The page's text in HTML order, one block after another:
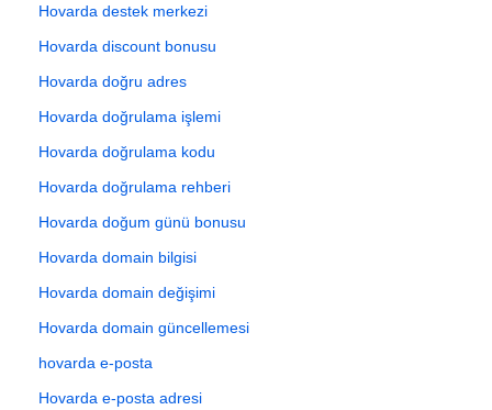
Hovarda destek merkezi
Hovarda discount bonusu
Hovarda doğru adres
Hovarda doğrulama işlemi
Hovarda doğrulama kodu
Hovarda doğrulama rehberi
Hovarda doğum günü bonusu
Hovarda domain bilgisi
Hovarda domain değişimi
Hovarda domain güncellemesi
hovarda e-posta
Hovarda e-posta adresi